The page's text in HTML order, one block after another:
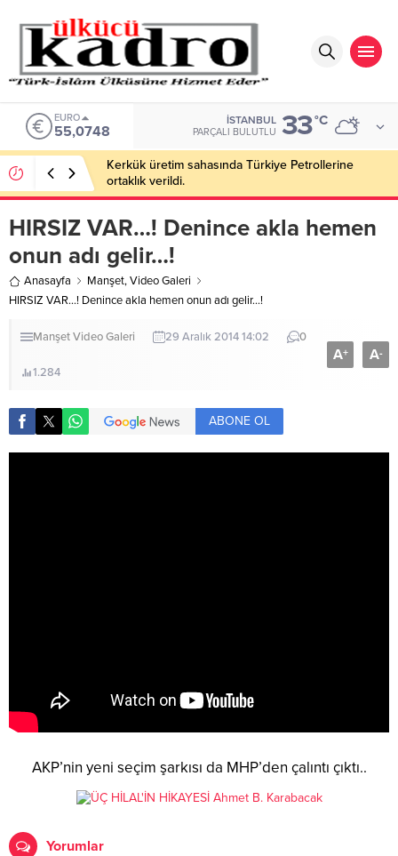
EURO
55,0748
İSTANBUL
PARÇALI BULUTLU 33°C
Kerkük üretim sahasında Türkiye Petrollerine
ortaklık verildi.
HIRSIZ VAR…! Denince akla hemen
onun adı gelir…!
Anasayfa Manşet,Video Galeri
HIRSIZ VAR…! Denince akla hemen onun adı gelir…!
ManşetVideo Galeri 29 Aralık 2014 14:02 0
1.284
A+ A-
ABONE OL
AKP’nin yeni seçim şarkısı da MHP’den çalıntı çıktı..
Yorumlar